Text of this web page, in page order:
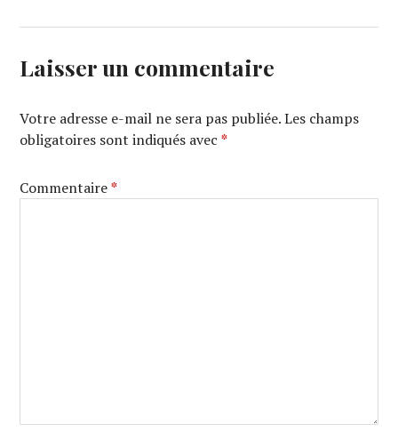
Laisser un commentaire
Votre adresse e-mail ne sera pas publiée. Les champs
obligatoires sont indiqués avec*
Commentaire*